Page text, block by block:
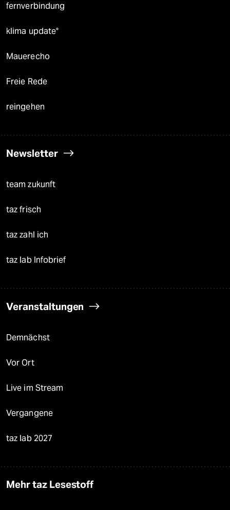
fernverbindung
klima update°
Mauerecho
Freie Rede
reingehen
Newsletter
team zukunft
taz frisch
taz zahl ich
taz lab Infobrief
Veranstaltungen
Demnächst
Vor Ort
Live im Stream
Vergangene
taz lab 2027
Mehr taz Lesestoff